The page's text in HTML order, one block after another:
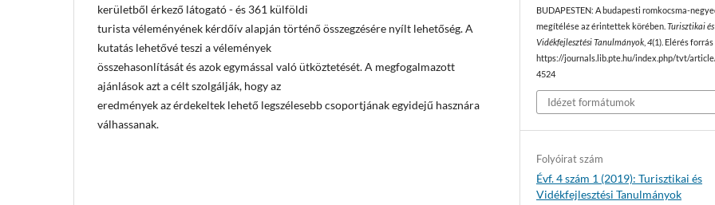
kerületből érkező látogató - és 361 külföldi
turista véleményének kérdőív alapján történő összegzésére nyílt lehetőség. A
kutatás lehetővé teszi a vélemények
összehasonlítását és azok egymással való ütköztetését. A megfogalmazott
ajánlások azt a célt szolgálják, hogy az
eredmények az érdekeltek lehető legszélesebb csoportjának egyidejű hasznára
válhassanak.
BUDAPESTEN: A budapesti romkocsma-
megítélése az érintettek körében.Turisztikai és
Vidékfejlesztési Tanulmányok ,4(1). Elérés forrás
https://journals.lib.pte.hu/index.php/tvt/
4524
Idézet formátumok
Folyóirat szám
Évf. 4 szám 1 (2019): Turisztikai és
Vidékfejlesztési Tanulmányok